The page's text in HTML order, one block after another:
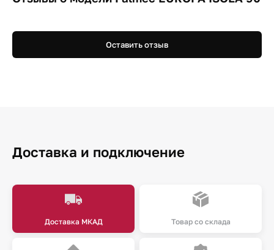
Оставить отзыв
Доставка и подключение
Доставка МКАД Товар со склада